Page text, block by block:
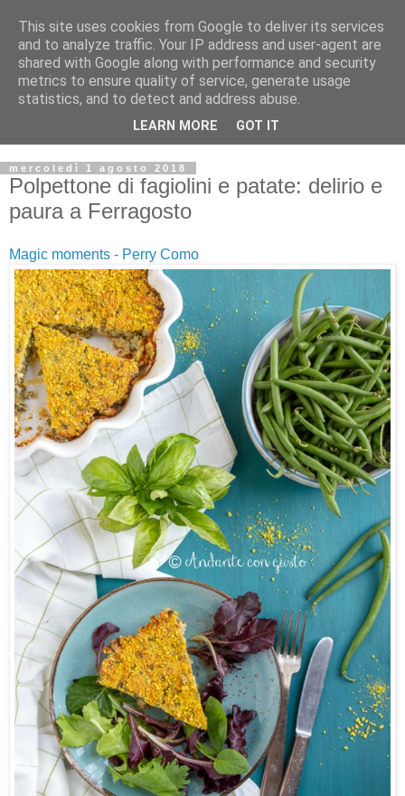
mercoledì 1 agosto 2018
Polpettone di fagiolini e patate: delirio e
paura a Ferragosto
Magic moments - Perry Como
This site uses cookies from Google to deliver its services
and to analyze traffic. Your IP address and user-agent are
shared with Google along with performance and security
metrics to ensure quality of service, generate usage
statistics, and to detect and address abuse.
LEARN MORE GOT IT